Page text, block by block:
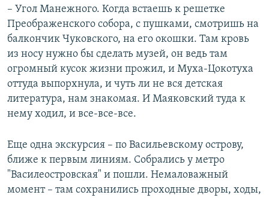
– Угол Манежного. Когда встаешь к решетке
Преображенского собора, с пушками, смотришь на
балкончик Чуковского, на его окошки. Там кровь
из носу нужно бы сделать музей, он ведь там
огромный кусок жизни прожил, и Муха-Цокотуха
оттуда выпорхнула, и чуть ли не вся детская
литература, нам знакомая. И Маяковский туда к
нему ходил, и все-все-все.
Еще одна экскурсия – по Васильевскому острову,
ближе к первым линиям. Собрались у метро
"Василеостровская" и пошли. Немаловажный
момент – там сохранились проходные дворы, ходы,